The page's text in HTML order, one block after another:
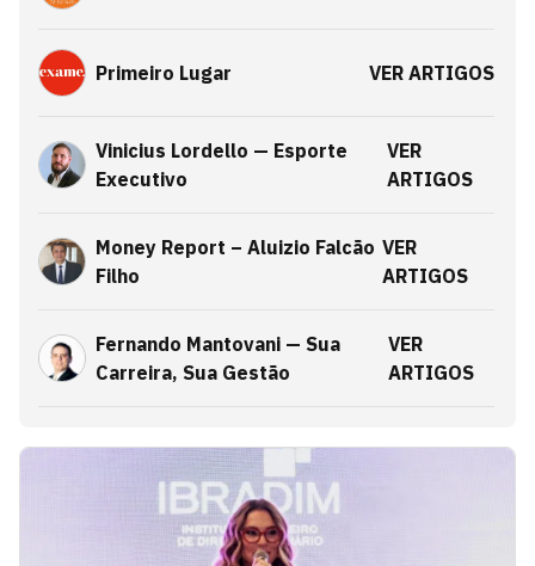
Primeiro Lugar VER ARTIGOS
Vinicius Lordello — Esporte
Executivo
VER
ARTIGOS
Money Report – Aluizio Falcão
Filho
VER
ARTIGOS
Fernando Mantovani — Sua
Carreira, Sua Gestão
VER
ARTIGOS
Relacionamento antes do
VER